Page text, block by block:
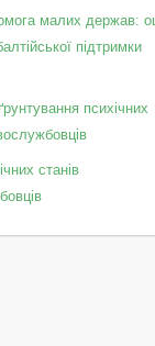
малих держав:
підтримки
психічних
станів